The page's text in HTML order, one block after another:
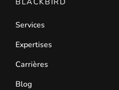
Services
Expertises
Carrières
Blog